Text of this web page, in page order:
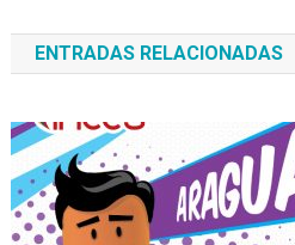
de
entradas
ENTRADAS RELACIONADAS